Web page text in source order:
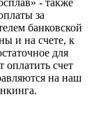
- также
за
банковской
и на счете, к
для
оплатить счет
на наш